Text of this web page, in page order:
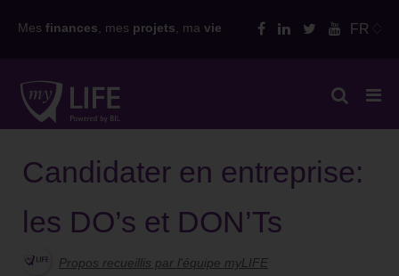
to
Mes finances , mes projets , ma vie FR
Candidater en entreprise:
les DO’s et DON’Ts
Propos recueillis par l'équipe myLIFE